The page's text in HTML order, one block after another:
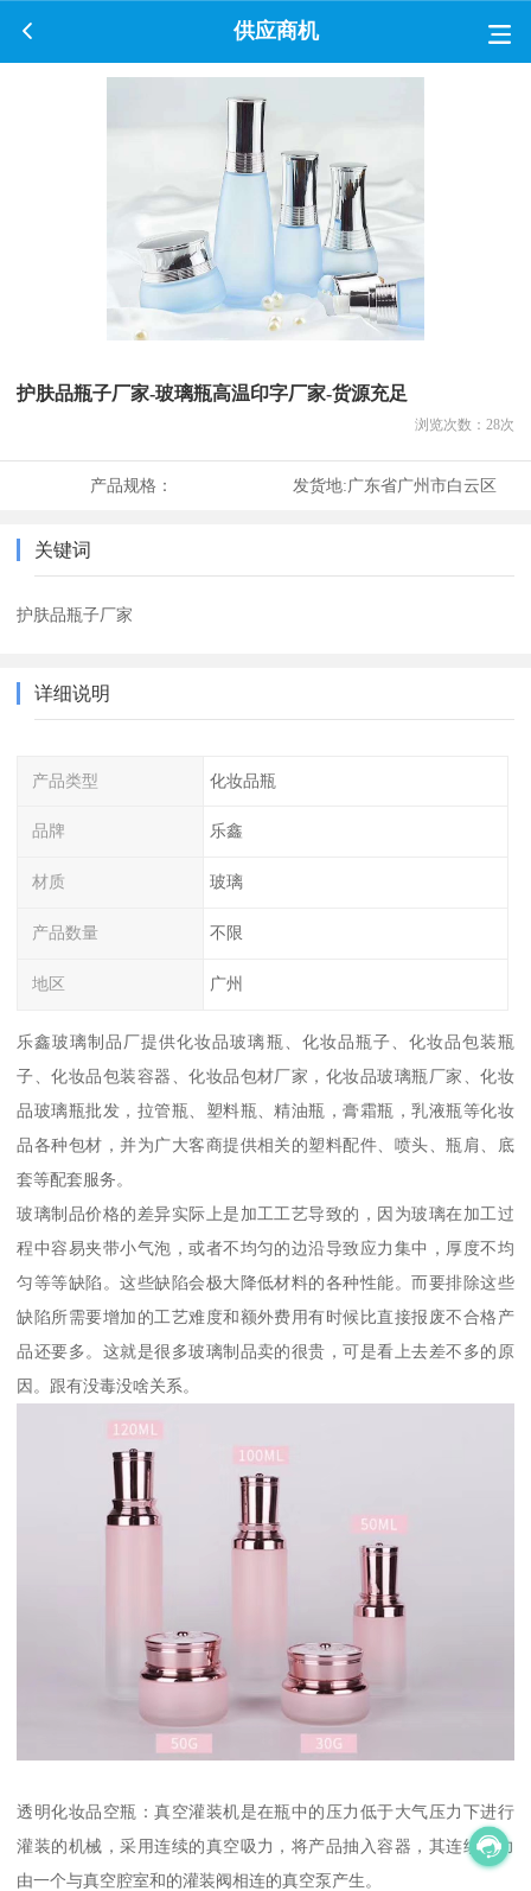
供应商机
护肤品瓶子厂家-玻璃瓶高温印字厂家-货源充足
浏览次数： 28次
产品规格： 发货地:广东省广州市白云区
关键词
护肤品瓶子厂家
详细说明
产品类型 化妆品瓶
品牌 乐鑫
材质 玻璃
产品数量 不限
地区 广州
乐鑫玻璃制品厂提供化妆品玻璃瓶、化妆品瓶子、化妆品包装瓶
子、化妆品包装容器、化妆品包材厂家，化妆品玻璃瓶厂家、化妆
品玻璃瓶批发，拉管瓶、塑料瓶、精油瓶，膏霜瓶，乳液瓶等化妆
品各种包材，并为广大客商提供相关的塑料配件、喷头、瓶肩、底
套等配套服务。
玻璃制品价格的差异实际上是加工工艺导致的，因为玻璃在加工过
程中容易夹带小气泡，或者不均匀的边沿导致应力集中，厚度不均
匀等等缺陷。这些缺陷会极大降低材料的各种性能。而要排除这些
缺陷所需要增加的工艺难度和额外费用有时候比直接报废不合格产
品还要多。这就是很多玻璃制品卖的很贵，可是看上去差不多的原
因。跟有没毒没啥关系。
透明化妆品空瓶：真空灌装机是在瓶中的压力低于大气压力下进行
灌装的机械，采用连续的真空吸力，将产品抽入容器，其连续吸力
由一个与真空腔室和的灌装阀相连的真空泵产生。